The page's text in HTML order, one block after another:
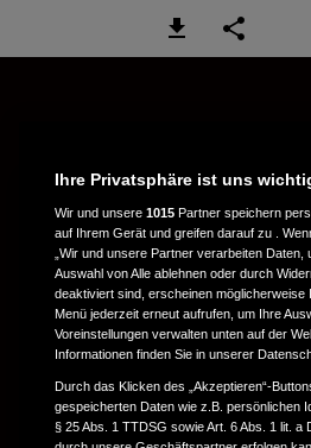
Ihre Privatsphäre ist uns
Wir und unsere 1015 Partner speichern
auf Ihrem Gerät und greifen darauf zu .
„Wir und unsere Partner verarbeiten
Auswahl von Alle ablehnen oder durch
deaktiviert sind, erscheinen möglicherweise
Menü jederzeit erneut aufrufen, um Ihre
Voreinstellungen verwalten unten auf der
Informationen finden Sie in unserer
Durch das Klicken des „Akzeptieren“-
gespeicherten Daten wie z.B. persönlichen
§ 25 Abs. 1 TTDSG sowie Art. 6 Abs. 1 lit.